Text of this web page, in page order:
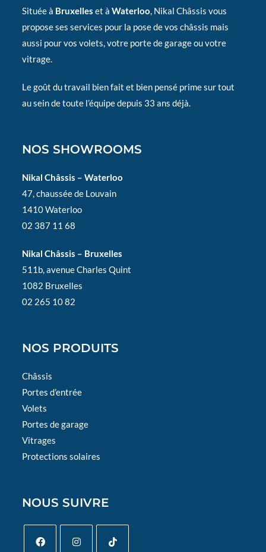
Située à Bruxelles et àWaterloo, Nikal Châssis vous
propose ses services pour la pose de vos châssis mais
aussi pour vos volets, votre porte de garage ou votre
vitrage.
Le goût du travail bien fait et bien pensé prime sur tout
au sein de toute l’équipe depuis 33 ans déjà.
NOS SHOWROOMS
Nikal Châssis – Waterloo
47, chaussée de Louvain
1410 Waterloo
02 387 11 68
Nikal Châssis – Bruxelles
511b, avenue Charles Quint
1082 Bruxelles
02 265 10 82
NOS PRODUITS
Châssis
Portes d’entrée
Volets
Portes de garage
Vitrages
Protections solaires
NOUS SUIVRE